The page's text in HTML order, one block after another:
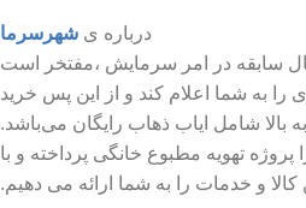
درباره ی شهرسرما
سابقه در امر سرمایش ،مفتخر است
را به شما اعلام کند و از این پس خرید
بالا شامل ایاب ذهاب رایگان می‌باشد.
تهویه مطبوع خانگی پرداخته و با
و خدمات را به شما ارائه می دهیم.